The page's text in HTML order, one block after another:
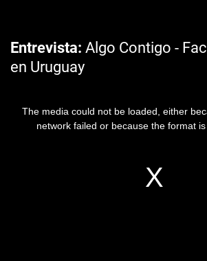
Entrevista Algo Contigo -
en Uruguay
The media could not be loaded, either
network failed or because the format is